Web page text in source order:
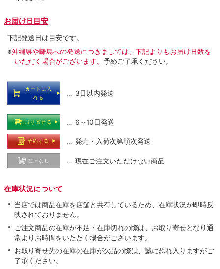
お届け日目安
下記発送日は目安です。
※沖縄県や離島への発送につきましては、下記よりもお届け日数を
いただく場合がございます。 予めご了承ください。
カートに入
れる
… 3日以内発送
取り寄せる … 6～10日発送
予約する … 発売・入荷次第順次発送
在庫なし … 現在ご注文いただけない商品
在庫状況について
当店では商品在庫を店舗と共有しているため、在庫状況が即時反
映されておりません。
ご注文商品の在庫が不足・在庫切れの際は、お取り寄せとなり通
常よりお時間をいただく場合がございます。
お取り寄せ先の在庫の在庫が欠品の際は、誠に恐れ入りますがご
了承ください。